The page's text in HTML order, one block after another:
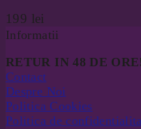
199 lei
Informatii
RETUR IN 48 DE ORE!
Contact
Despre Noi
Politica Cookies
Politica de